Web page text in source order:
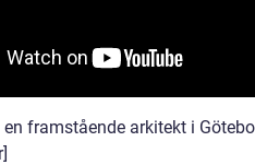
framstående arkitekt i